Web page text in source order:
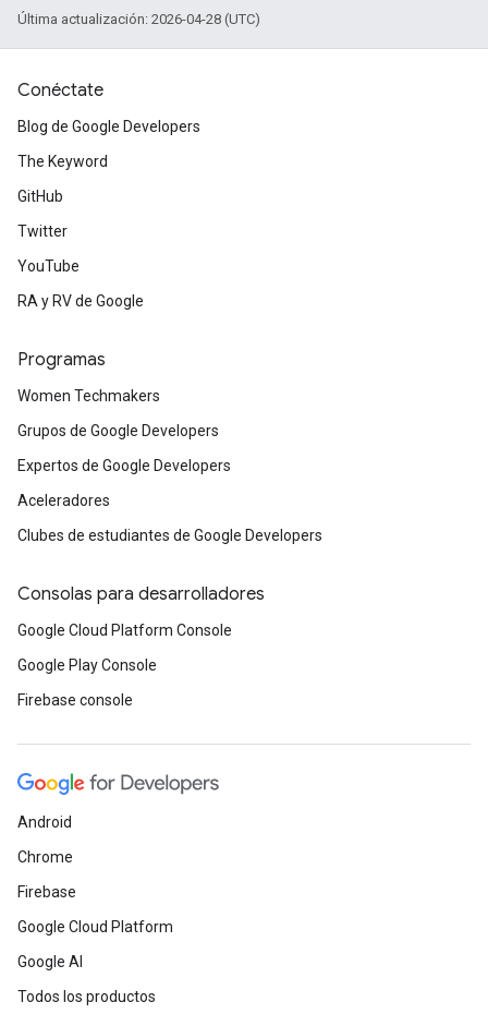
Última actualización: 2026-04-28 (UTC)
Conéctate
Blog de Google Developers
The Keyword
GitHub
Twitter
YouTube
RA y RV de Google
Programas
Women Techmakers
Grupos de Google Developers
Expertos de Google Developers
Aceleradores
Clubes de estudiantes de Google Developers
Consolas para desarrolladores
Google Cloud Platform Console
Google Play Console
Firebase console
Android
Chrome
Firebase
Google Cloud Platform
Google AI
Todos los productos